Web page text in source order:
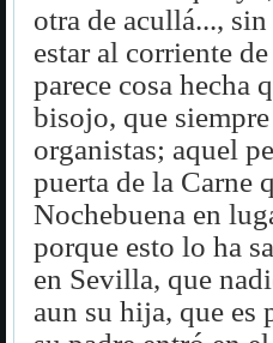
otra de acullá...,
estar al corriente
parece cosa hecha
bisojo, que
organistas; aquel
puerta de la Carne
Nochebuena en
porque esto lo ha
en Sevilla, que
aun su hija, que es